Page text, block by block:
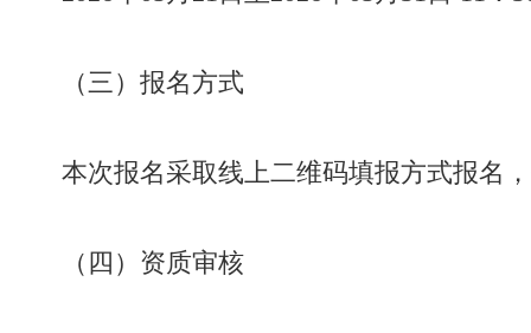
（三）报名方式
本次报名采取线上二维码填报方式报名
（四）资质审核